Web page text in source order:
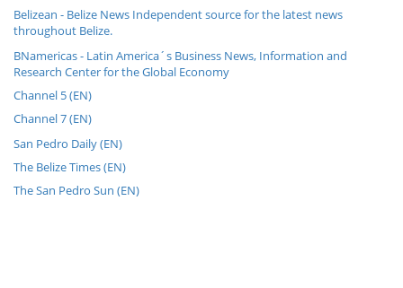
Belizean - Belize News Independent source for the latest news
throughout Belize.
BNamericas - Latin America´s Business News, Information and
Research Center for the Global Economy
Channel 5 (EN)
Channel 7 (EN)
San Pedro Daily (EN)
The Belize Times (EN)
The San Pedro Sun (EN)